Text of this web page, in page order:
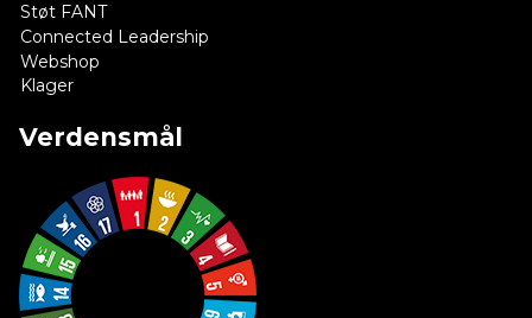
Støt FANT
Connected Leadership
Webshop
Klager
Verdensmål